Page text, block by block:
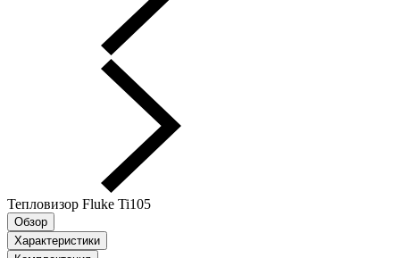
Тепловизор Fluke Ti105
Обзор
Характеристики